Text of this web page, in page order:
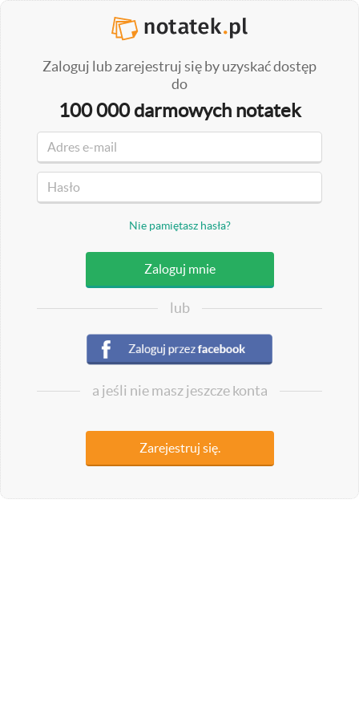
Zaloguj lub zarejestruj się by uzyskać dostęp
do
100 000 darmowych notatek
Nie pamiętasz hasła?
lub
a jeśli nie masz jeszcze konta
Zarejestruj się.